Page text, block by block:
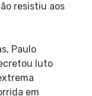
resistiu aos
Paulo
luto
em